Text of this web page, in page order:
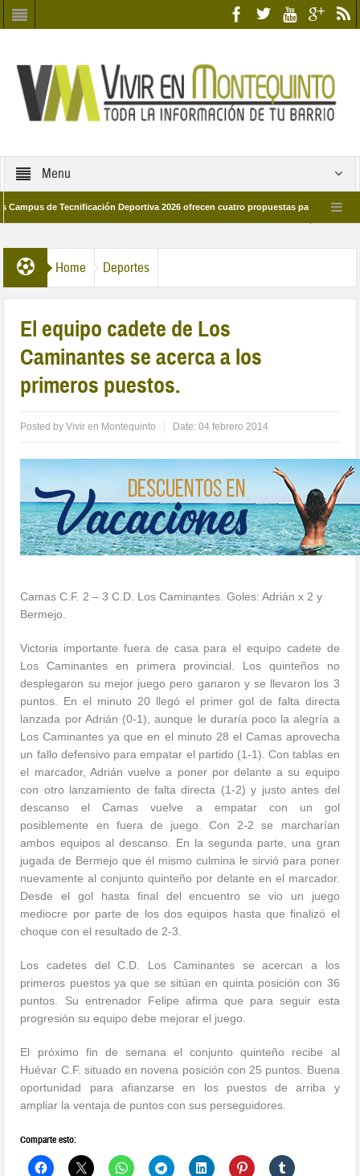
Menu
de Tecnificación Deportiva 2026 ofrecen cuatro propuestas para disfrutar del
Home Deportes
El equipo cadete de Los
Caminantes se acerca a los
primeros puestos.
Posted byVivir en Montequinto Date:04 febrero 2014
Camas C.F. 2 – 3 C.D. Los Caminantes. Goles: Adrián x 2 y
Bermejo.
Victoria importante fuera de casa para el equipo cadete de
Los Caminantes en primera provincial. Los quinteños no
desplegaron su mejor juego pero ganaron y se llevaron los 3
puntos. En el minuto 20 llegó el primer gol de falta directa
lanzada por Adrián (0-1), aunque le duraría poco la alegría a
Los Caminantes ya que en el minuto 28 el Camas aprovecha
un fallo defensivo para empatar el partido (1-1). Con tablas en
el marcador, Adrián vuelve a poner por delante a su equipo
con otro lanzamiento de falta directa (1-2) y justo antes del
descanso el Camas vuelve a empatar con un gol
posiblemente en fuera de juego. Con 2-2 se marcharían
ambos equipos al descanso. En la segunda parte, una gran
jugada de Bermejo que él mismo culmina le sirvió para poner
nuevamente al conjunto quinteño por delante en el marcador.
Desde el gol hasta final del encuentro se vio un juego
mediocre por parte de los dos equipos hasta que finalizó el
choque con el resultado de 2-3.
Los cadetes del C.D. Los Caminantes se acercan a los
primeros puestos ya que se sitúan en quinta posición con 36
puntos. Su entrenador Felipe afirma que para seguir esta
progresión su equipo debe mejorar el juego.
El próximo fin de semana el conjunto quinteño recibe al
Huévar C.F. situado en novena posición con 25 puntos. Buena
oportunidad para afianzarse en los puestos de arriba y
ampliar la ventaja de puntos con sus perseguidores.
Comparte esto: